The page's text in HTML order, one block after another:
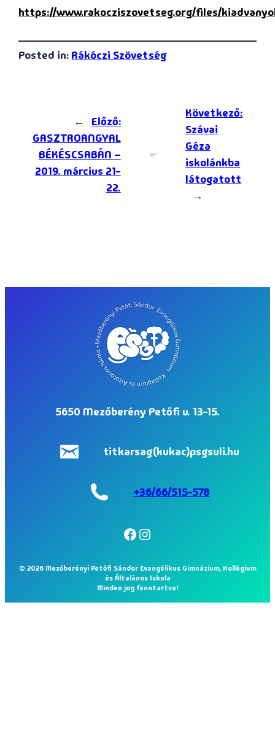
https://www.rakocziszovetseg.org/files/
Posted in: Rákóczi Szövetség
←
Előző:
GASZTROANGYAL
BÉKÉSCSABÁN –
2019. március 21-
22.
Következő:
Szávai
Géza
iskolánkba
látogatott
→
5650 Mezőberény Petőfi u. 13-15.
titkarsag(kukac)psgsuli.hu
+36/66/515-578
Facebook
Instagram
© 2026 Mezőberényi Petőfi Sándor Evangélikus Gimnázium, Kollégium
és Általános Iskola
Minden jog fenntartva!